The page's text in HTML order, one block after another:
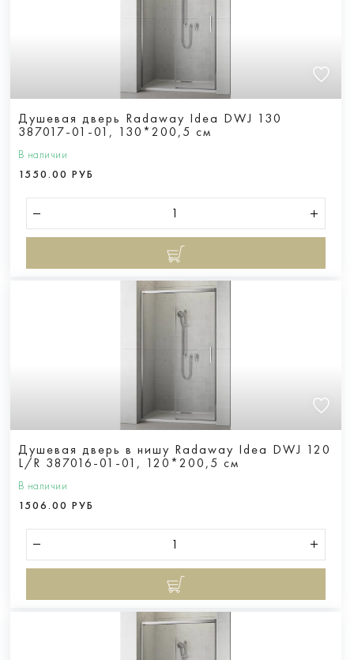
Душевая дверь Radaway Idea DWJ 130
387017-01-01, 130*200,5 см
В наличии
1550.00 РУБ
Душевая дверь в нишу Radaway Idea DWJ 120
L/R 387016-01-01, 120*200,5 см
В наличии
1506.00 РУБ